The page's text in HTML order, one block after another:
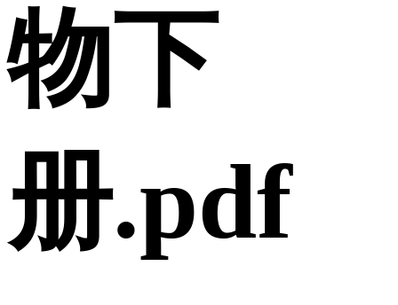
物下
册.pdf